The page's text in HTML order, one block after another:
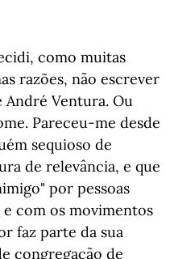
como muitas
razões, não escrever
Ventura. Ou
Pareceu-me desde
sequioso de
de relevância, e que
por pessoas
com os movimentos
faz parte da sua
congregação de